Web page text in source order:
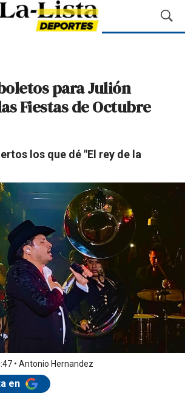
M
o
para Julión
Fiestas de Octubre
los que dé "El rey de la
• Antonio Hernandez
en